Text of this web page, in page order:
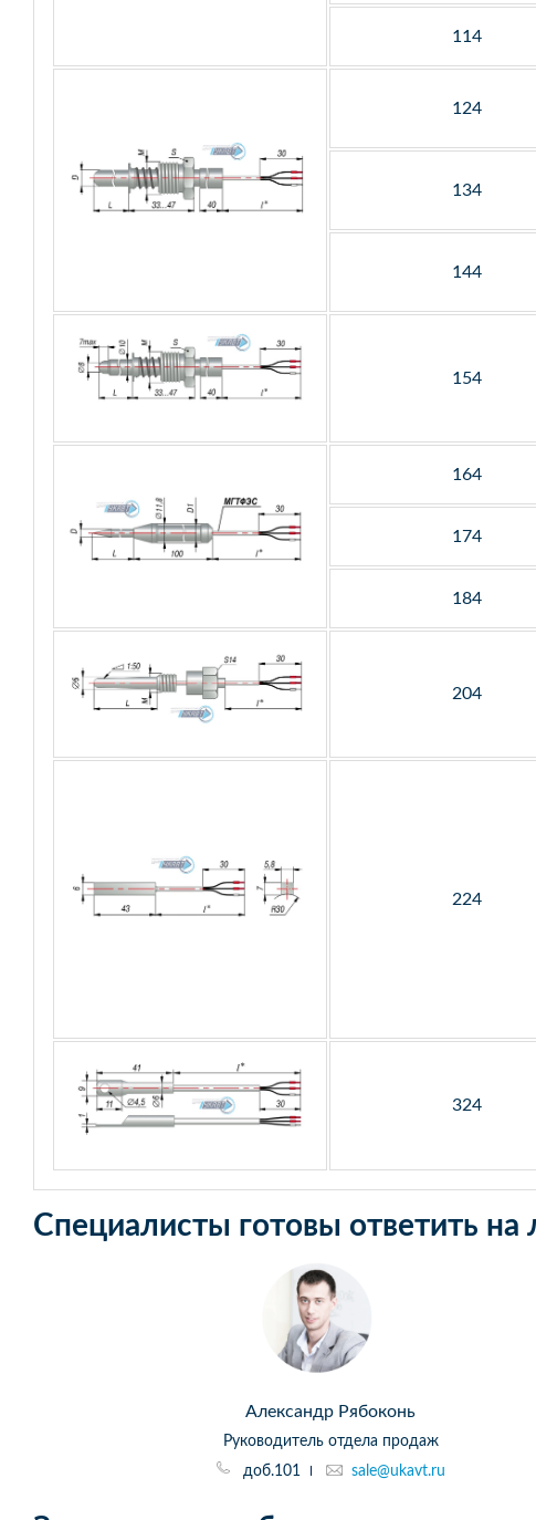
114
124
134
144
154
164
174
184
204
224
324
Специалисты готовы ответить
Александр Рябоконь
Руководитель отдела продаж
доб.101
sale@ukavt.ru